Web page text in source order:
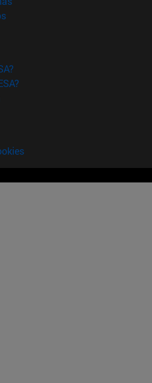
(abre en nueva ventana)